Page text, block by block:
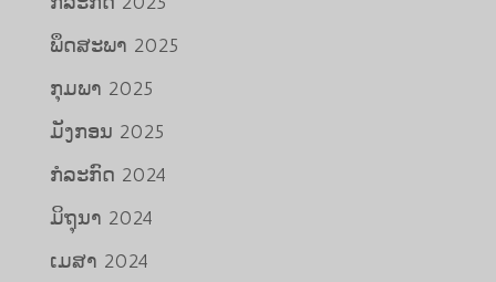
ພຶດສະພາ 2025
ກຸມພາ 2025
ມັງກອນ 2025
ກໍລະກົດ 2024
ມິຖຸນາ 2024
ເມສາ 2024